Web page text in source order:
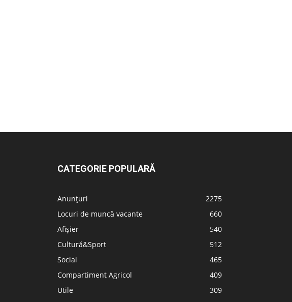
CATEGORIE POPULARĂ
Anunțuri
2275
Locuri de muncă vacante
660
Afișier
540
Cultură&Sport
512
Social
465
Compartiment Agricol
409
Utile
309